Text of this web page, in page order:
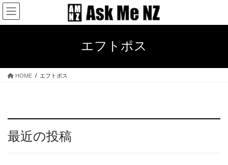
コ
ン
テ
ス
ナ
ビ
ゲ
ン
エフトポス
HOME エフトポス
最近の投稿